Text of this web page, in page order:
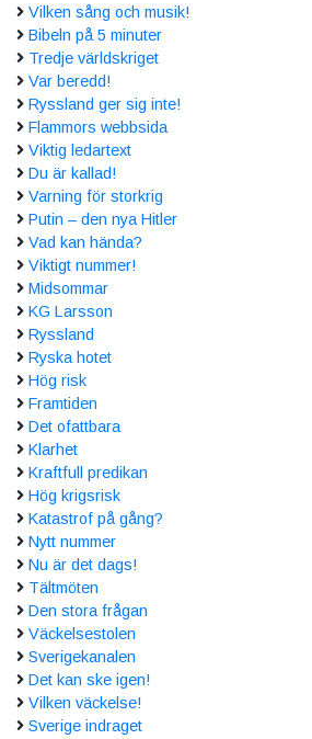
Vilken sång och musik!
Bibeln på 5 minuter
Tredje världskriget
Var beredd!
Ryssland ger sig inte!
Flammors webbsida
Viktig ledartext
Du är kallad!
Varning för storkrig
Putin – den nya Hitler
Vad kan hända?
Viktigt nummer!
Midsommar
KG Larsson
Ryssland
Ryska hotet
Hög risk
Framtiden
Det ofattbara
Klarhet
Kraftfull predikan
Hög krigsrisk
Katastrof på gång?
Nytt nummer
Nu är det dags!
Tältmöten
Den stora frågan
Väckelsestolen
Sverigekanalen
Det kan ske igen!
Vilken väckelse!
Sverige indraget